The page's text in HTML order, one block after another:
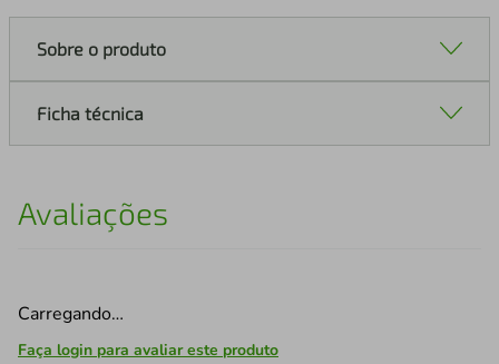
Sobre o produto
Ficha técnica
Avaliações
Carregando…
Faça login para avaliar este produto